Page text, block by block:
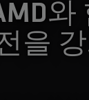
와
을